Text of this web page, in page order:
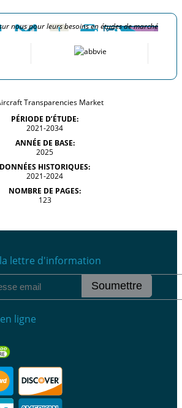
nous pour leurs besoins en études de marché
PÉRIODE D’ÉTUDE:
2021-2034
ANNÉE DE BASE:
2025
DONNÉES HISTORIQUES:
2021-2024
NOMBRE DE PAGES:
123
lettre d'information
Soumettre
ligne